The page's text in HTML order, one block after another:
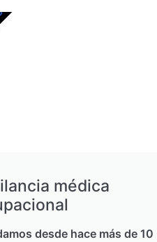
médica
desde hace más de 10